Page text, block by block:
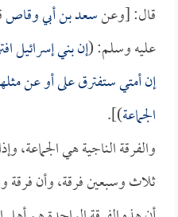
قال: [وعنسعد بن أبي وقاص
عليه وسلم: (إن بني إسرائيل
إن أمتي ستفترق على أو عن
الجماعة)].
والفرقة الناجية هي الجماعة،
ثلاث وسبعين فرقة، وأن فرقة